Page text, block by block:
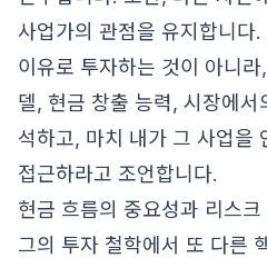
사업가의 관점을 유지합니다
이유로 투자하는 것이 아니
델, 현금 창출 능력, 시장에
석하고, 마치 내가 그 사업을
접근하라고 조언합니다.
현금 흐름의 중요성과 리스크
그의 투자 철학에서 또 다른